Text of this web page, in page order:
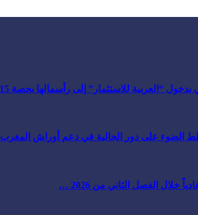
“العربية للاستثمار” إلى رأسمالها بحصة 15% …
الضوء على دور الجالية في دعم أوراش المغرب 2030 …